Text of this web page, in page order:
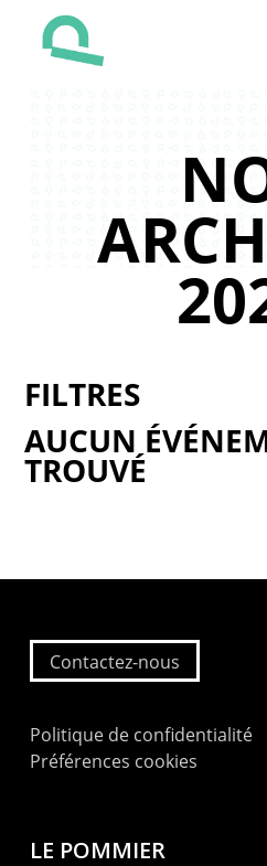
AUCUN
TROUVÉ
FILTRES
Contactez-nous
Politique de confidentialité
Préférences cookies
LE POMMIER